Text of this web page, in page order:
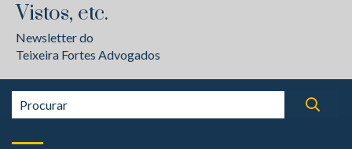
Vistos, etc.
Newsletter do
Teixeira Fortes Advogados